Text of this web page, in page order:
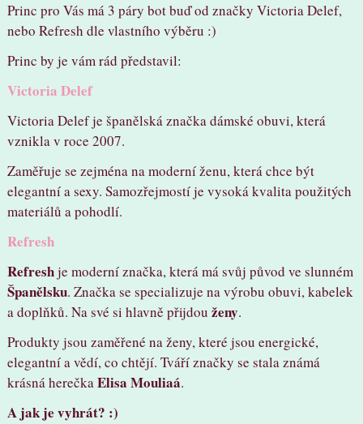
Princ pro Vás má 3 páry bot buď od značky Victoria Delef,
nebo Refresh dle vlastního výběru :)
Princ by je vám rád představil:
Victoria Delef
Victoria Delef je španělská značka dámské obuvi, která
vznikla v roce 2007.
Zaměřuje se zejména na moderní ženu, která chce být
elegantní a sexy. Samozřejmostí je vysoká kvalita použitých
materiálů a pohodlí.
Refresh
Refreshje moderní značka, která má svůj původ ve slunném
Španělsku. Značka se specializuje na výrobu obuvi, kabelek
a doplňků. Na své si hlavně přijdouženy.
Produkty jsou zaměřené na ženy, které jsou energické,
elegantní a vědí, co chtějí. Tváří značky se stala známá
krásná herečkaElisa Mouliaá.
A jak je vyhrát? :)